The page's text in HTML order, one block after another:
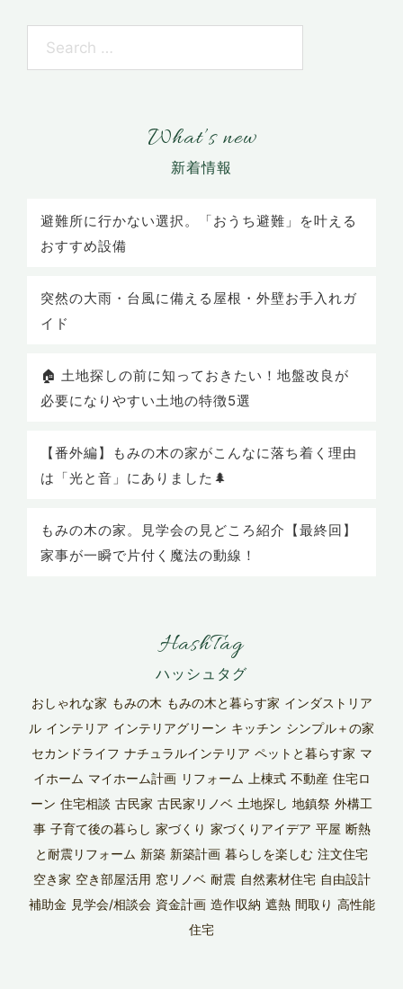
What’s new
避難所に行かない選択。「おうち避難」を叶える
おすすめ設備
突然の大雨・台風に備える屋根・外壁お手入れガ
イド
🏠 土地探しの前に知っておきたい！地盤改良が
必要になりやすい土地の特徴5選
【番外編】もみの木の家がこんなに落ち着く理由
は「光と音」にありました🌲
もみの木の家。見学会の見どころ紹介【最終回】
家事が一瞬で片付く魔法の動線！
HashTag
おしゃれな家 もみの木 もみの木と暮らす家 インダストリア
ル インテリア インテリアグリーン キッチン シンプル＋の家
セカンドライフ ナチュラルインテリア ペットと暮らす家 マ
イホーム マイホーム計画 リフォーム 上棟式 不動産 住宅ロ
ーン 住宅相談 古民家 古民家リノベ 土地探し 地鎮祭 外構工
事 子育て後の暮らし 家づくり 家づくりアイデア 平屋 断熱
と耐震リフォーム 新築 新築計画 暮らしを楽しむ 注文住宅
空き家 空き部屋活用 窓リノベ 耐震 自然素材住宅 自由設計
補助金 見学会/相談会 資金計画 造作収納 遮熱 間取り 高性能
住宅